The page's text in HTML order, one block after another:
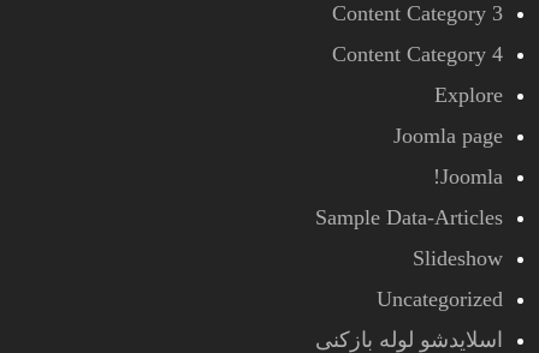
Content Category 3
Content Category 4
Explore
Joomla page
Joomla!
Sample Data-Articles
Slideshow
Uncategorized
اسلایدشو لوله بازکنی